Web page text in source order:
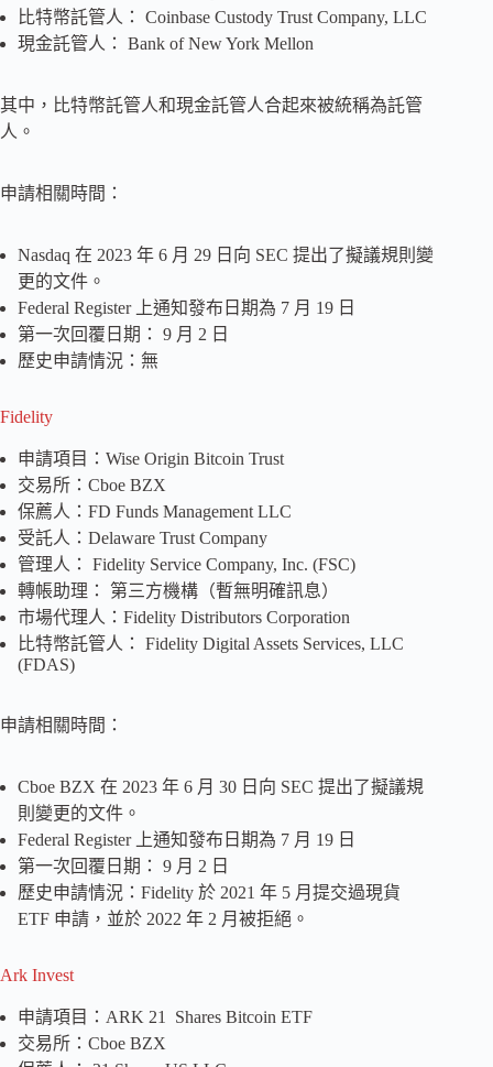
比特幣託管人： Coinbase Custody Trust Company, LLC
現金託管人： Bank of New York Mellon
其中，比特幣託管人和現金託管人合起來被統稱為託管
人。
申請相關時間：
Nasdaq 在 2023 年 6 月 29 日向 SEC 提出了擬議規則變
更的文件。
Federal Register 上通知發布日期為 7 月 19 日
第一次回覆日期： 9 月 2 日
歷史申請情況：無
Fidelity
申請項目：Wise Origin Bitcoin Trust
交易所：Cboe BZX
保薦人：FD Funds Management LLC
受託人：Delaware Trust Company
管理人： Fidelity Service Company, Inc. (FSC)
轉帳助理： 第三方機構（暫無明確訊息）
市場代理人：Fidelity Distributors Corporation
比特幣託管人： Fidelity Digital Assets Services, LLC
(FDAS)
申請相關時間：
Cboe BZX 在 2023 年 6 月 30 日向 SEC 提出了擬議規
則變更的文件。
Federal Register 上通知發布日期為 7 月 19 日
第一次回覆日期： 9 月 2 日
歷史申請情況：Fidelity 於 2021 年 5 月提交過現貨
ETF 申請，並於 2022 年 2 月被拒絕。
Ark Invest
申請項目：ARK 21 Shares Bitcoin ETF
交易所：Cboe BZX